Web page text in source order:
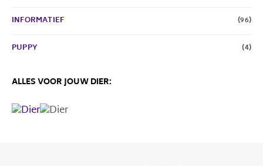
INFORMATIEF (96)
PUPPY (4)
ALLES VOOR JOUW DIER: